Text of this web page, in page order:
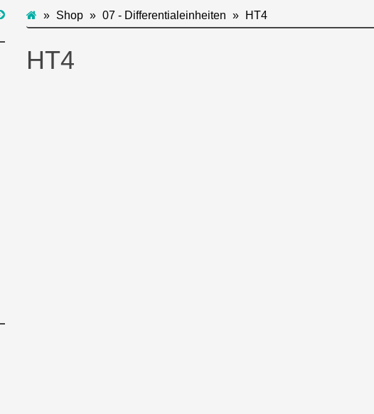
Shop 07 - Differentialeinheiten HT4
HT4